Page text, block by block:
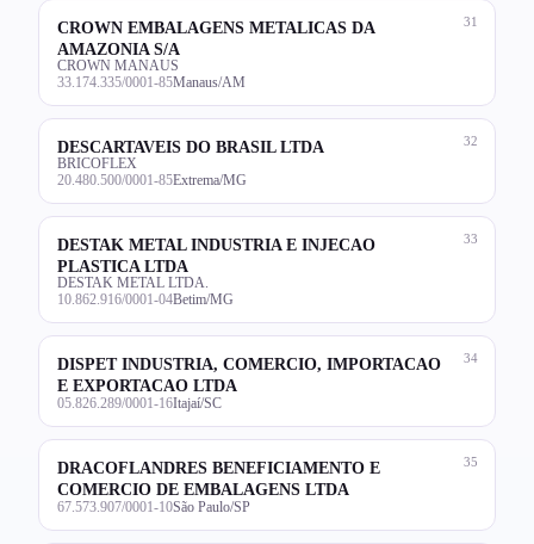
31
CROWN EMBALAGENS METALICAS DA
AMAZONIA S/A
CROWN MANAUS
33.174.335/0001-85Manaus/AM
32
DESCARTAVEIS DO BRASIL LTDA
BRICOFLEX
20.480.500/0001-85Extrema/MG
33
DESTAK METAL INDUSTRIA E INJECAO
PLASTICA LTDA
DESTAK METAL LTDA.
10.862.916/0001-04Betim/MG
34
DISPET INDUSTRIA, COMERCIO, IMPORTACAO
E EXPORTACAO LTDA
05.826.289/0001-16Itajaí/SC
35
DRACOFLANDRES BENEFICIAMENTO E
COMERCIO DE EMBALAGENS LTDA
67.573.907/0001-10São Paulo/SP